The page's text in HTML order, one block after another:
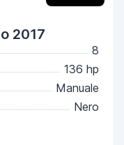
2017
8
136 hp
Manuale
Nero